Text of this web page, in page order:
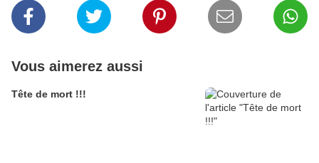
Vous aimerez aussi
Tête de mort !!!